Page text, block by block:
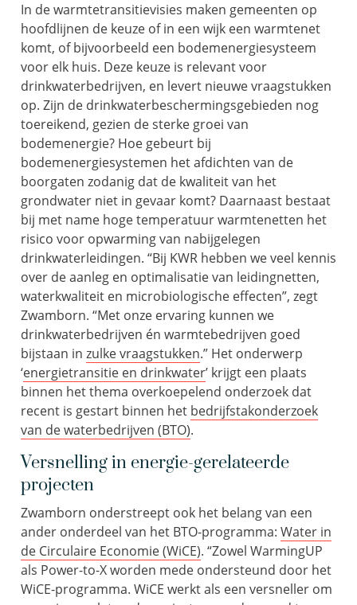
In de warmtetransitievisies maken gemeenten op
hoofdlijnen de keuze of in een wijk een warmtenet
komt, of bijvoorbeeld een bodemenergiesysteem
voor elk huis. Deze keuze is relevant voor
drinkwaterbedrijven, en levert nieuwe vraagstukken
op. Zijn de drinkwaterbeschermingsgebieden nog
toereikend, gezien de sterke groei van
bodemenergie? Hoe gebeurt bij
bodemenergiesystemen het afdichten van de
boorgaten zodanig dat de kwaliteit van het
grondwater niet in gevaar komt? Daarnaast bestaat
bij met name hoge temperatuur warmtenetten het
risico voor opwarming van nabijgelegen
drinkwaterleidingen. “Bij KWR hebben we veel kennis
over de aanleg en optimalisatie van leidingnetten,
waterkwaliteit en microbiologische effecten”, zegt
Zwamborn. “Met onze ervaring kunnen we
drinkwaterbedrijven én warmtebedrijven goed
bijstaan in zulke vraagstukken.” Het onderwerp
‘energietransitie en drinkwater’ krijgt een plaats
binnen het thema overkoepelend onderzoek dat
recent is gestart binnen het bedrijfstakonderzoek
van de waterbedrijven (BTO).
Versnelling in energie-gerelateerde
projecten
Zwamborn onderstreept ook het belang van een
ander onderdeel van het BTO-programma: Water in
de Circulaire Economie (WiCE). “Zowel WarmingUP
als Power-to-X worden mede ondersteund door het
WiCE-programma. WiCE werkt als een versneller om